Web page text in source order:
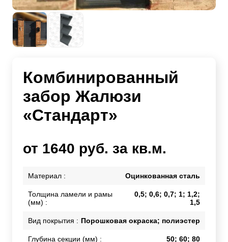
Комбинированный
забор Жалюзи
«Стандарт»
от 1640 руб. за кв.м.
Материал : Оцинкованная сталь
Толщина ламели и рамы
(мм) :
0,5; 0,6; 0,7; 1; 1,2;
1,5
Вид покрытия : Порошковая окраска; полиэстер
Глубина секции (мм) : 50; 60; 80